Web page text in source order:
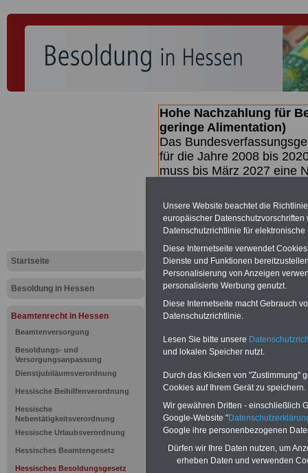
Startseite
Besoldung in Hessen
Beamtenrecht in Hessen
Beamtenversorgung
Besoldungs- und
Versorgungsanpassung
Dienstjubiläumsverordnung
Hessische Beihilfenverordnung
Hessische
Nebentätigkeitsverordnung
Hessische Urlaubsverordnung
Hessisches Beamtengesetz
Hessisches Besoldungsgesetz
Hohe Nachzahlung für
geringe Alimentation)
Das
für die Jahre 2008 bis
muss bis März 2027 eine
(Beamte &
geben (Medienberichten
mind.3.000 und 13.000
hierzu eine Broschüre
des Gesetzentwurfs der
(wahrscheinlich im
Broschüre.
Hessisches
BEHÖRDEN-ABOmit drei
25,00 Euro: Wissenswertes für
und Beamte, Beamten-
(Bund/Länder) sowie Beihilferecht
Unsere Website beachtet die
europäischer
Datenschutzrichtlinie für
Diese Internetseite verwendet
Dienste und Funktionen
Personalisierung von Anzeigen
personalisierte Werbung genutzt.
Diese Internetseite macht Gebrauch
Datenschutzrichtlinie.
Lesen Sie bitte unsere
und lokalen Speicher nutzt.
Durch das Klicken von "Zustimmung"
Cookies auf Ihrem Gerät zu speichern.
Wir gewähren Dritten - einschließlich
Google-Website "
Google ihre personenbezogenen
Dürfen wir Ihre Daten nutzen, um
erheben Daten und verwenden